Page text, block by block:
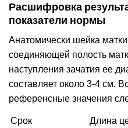
Расшифровка
показатели нормы
Анатомически шейка
соединяющей полость
наступления зачатия ее
составляет около 3-4 см.
референсные значения
Срок
Длина